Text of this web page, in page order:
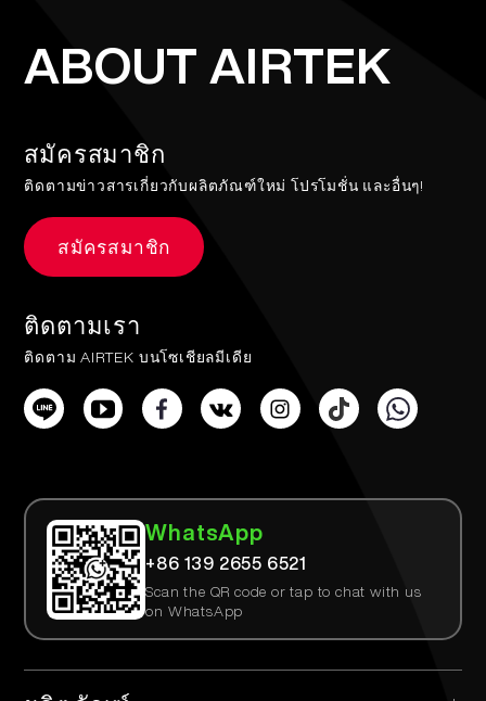
ABOUT AIRTEK
สมัครสมาชิก
ติดตามข่าวสารเกี่ยวกับผลิตภัณฑ์ใหม่ โปรโมชั่น และอื่นๆ!
สมัครสมาชิก
ติดตามเรา
ติดตาม AIRTEK บนโซเชียลมีเดีย
WhatsApp
+86 139 2655 6521
Scan the QR code or tap to chat with us
on WhatsApp